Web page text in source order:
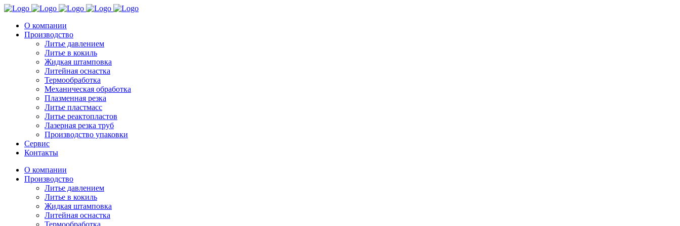
О компании
Производство
Литье давлением
Литье в кокиль
Жидкая штамповка
Литейная оснастка
Термообработка
Механическая обработка
Плазменная резка
Литье пластмасс
Литье реактопластов
Лазерная резка труб
Производство упаковки
Сервис
Контакты
О компании
Производство
Литье давлением
Литье в кокиль
Жидкая штамповка
Литейная оснастка
Термообработка